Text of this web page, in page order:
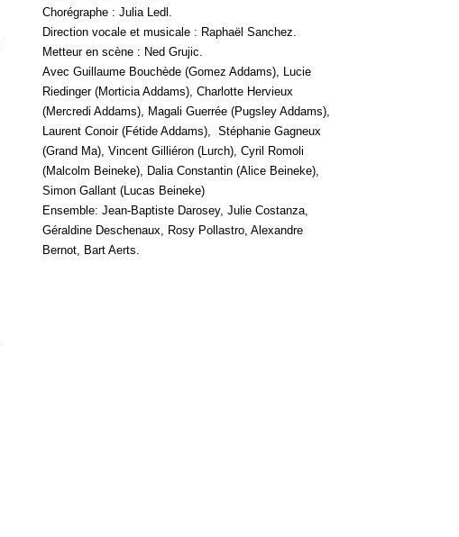
Chorégraphe : Julia Ledl.
Direction vocale et musicale : Raphaël Sanchez.
Metteur en scène : Ned Grujic.
Avec Guillaume Bouchède (Gomez Addams), Lucie
Riedinger (Morticia Addams), Charlotte Hervieux
(Mercredi Addams), Magali Guerrée (Pugsley Addams),
Laurent Conoir (Fétide Addams), Stéphanie Gagneux
(Grand Ma), Vincent Gilliéron (Lurch), Cyril Romoli
(Malcolm Beineke), Dalia Constantin (Alice Beineke),
Simon Gallant (Lucas Beineke)
Ensemble: Jean-Baptiste Darosey, Julie Costanza,
Géraldine Deschenaux, Rosy Pollastro, Alexandre
Bernot, Bart Aerts.